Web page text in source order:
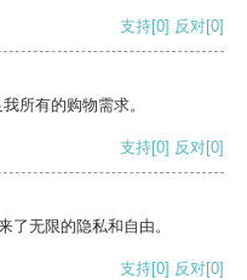
支持[0] 反对[0]
所有的购物需求。
支持[0] 反对[0]
了无限的隐私和自由。
支持[0] 反对[0]